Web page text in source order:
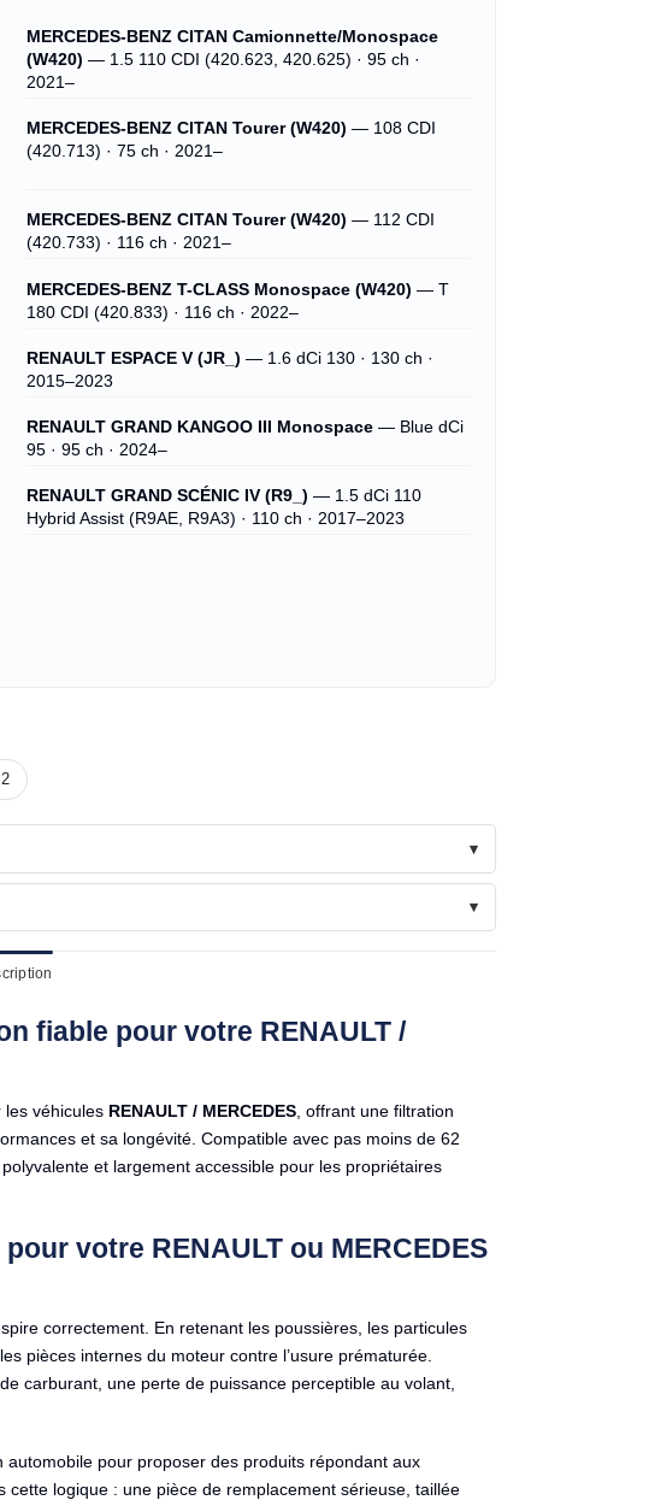
MERCEDES-BENZ CITAN Camionnette/Monospace
(W420) — 1.5 110 CDI (420.623, 420.625) · 95 ch ·
2021–
MERCEDES-BENZ CITAN Tourer (W420) — 108 CDI
(420.713) · 75 ch · 2021–
MERCEDES-BENZ CITAN Tourer (W420) — 112 CDI
(420.733) · 116 ch · 2021–
MERCEDES-BENZ T-CLASS Monospace (W420) — T
180 CDI (420.833) · 116 ch · 2022–
RENAULT ESPACE V (JR_) — 1.6 dCi 130 · 130 ch ·
2015–2023
RENAULT GRAND KANGOO III Monospace — Blue dCi
95 · 95 ch · 2024–
RENAULT GRAND SCÉNIC IV (R9_) — 1.5 dCi 110
Hybrid Assist (R9AE, R9A3) · 110 ch · 2017–2023
fiable pour votre RENAULT /
véhicules RENAULT / MERCEDES, offrant une filtration
et sa longévité. Compatible avec pas moins de 62
et largement accessible pour les propriétaires
votre RENAULT ou MERCEDES
correctement. En retenant les poussières, les particules
pièces internes du moteur contre l’usure prématurée.
carburant, une perte de puissance perceptible au volant,
pour proposer des produits répondant aux
cette logique : une pièce de remplacement sérieuse, taillée